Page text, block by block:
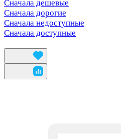
Сначала дешевые
Сначала дорогие
Сначала недоступные
Сначала доступные